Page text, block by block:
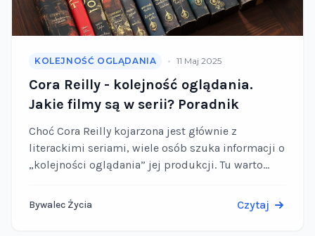
KOLEJNOŚĆ OGLĄDANIA • 11 Maj 2025
Cora Reilly - kolejność oglądania.
Jakie filmy są w serii? Poradnik
Choć Cora Reilly kojarzona jest głównie z
literackimi seriami, wiele osób szuka informacji o
„kolejności oglądania” jej produkcji. Tu warto
dynamiczna akcja i …
Bywalec Życia Czytaj